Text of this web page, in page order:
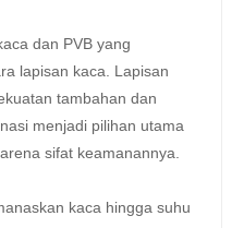
dan PVB yang
lapisan kaca. Lapisan
tambahan dan
menjadi pilihan utama
sifat keamanannya.
kaca hingga suhu